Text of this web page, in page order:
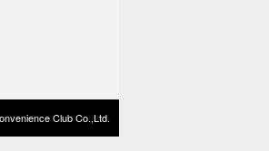
Club Co.,Ltd.